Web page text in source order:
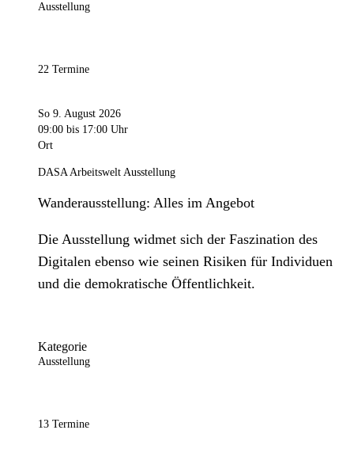
Ausstellung
22 Termine
So 9. August 2026
09:00 bis 17:00 Uhr
Ort
DASA Arbeitswelt Ausstellung
Wanderausstellung: Alles im Angebot
Die Ausstellung widmet sich der Faszination des
Digitalen ebenso wie seinen Risiken für Individuen
und die demokratische Öffentlichkeit.
Kategorie
Ausstellung
13 Termine